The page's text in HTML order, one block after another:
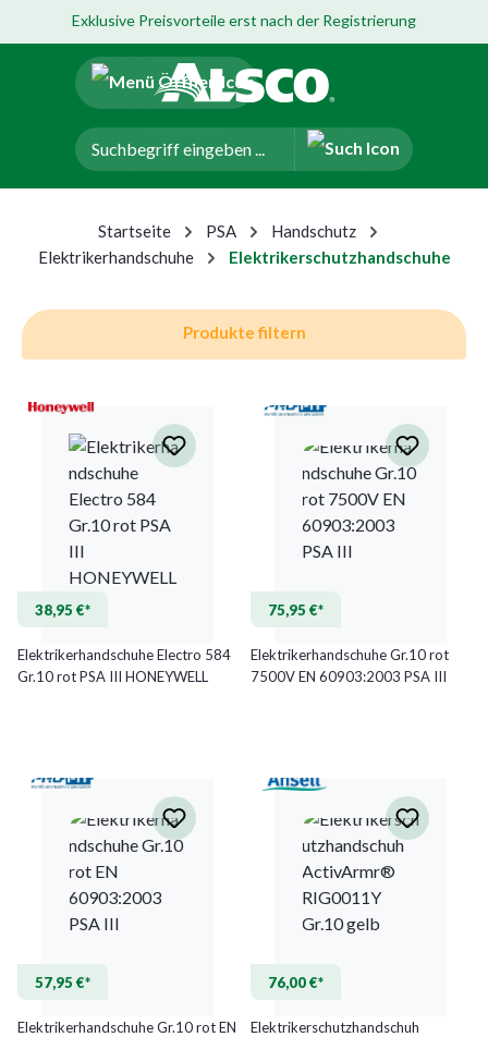
Hauptinhalt springen
Zur Navigation der B2B-Plattform springen
Exklusive Preisvorteile erst nach der Registrierung
Startseite PSA
Handschutz
Elektrikerhandschuhe
Elektrikerschutzhandschuhe
Produkte filtern
38,95 €*
Elektrikerhandschuhe Electro 584
Gr.10 rot PSA III HONEYWELL
75,95 €*
Elektrikerhandschuhe Gr.10 rot
7500V EN 60903:2003 PSA III
57,95 €*
Elektrikerhandschuhe Gr.10 rot EN
76,00 €*
Elektrikerschutzhandschuh